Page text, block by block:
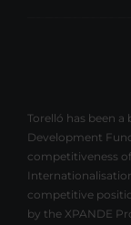
Torelló has been
Development
competitiveness
competitive
by the XPANDE